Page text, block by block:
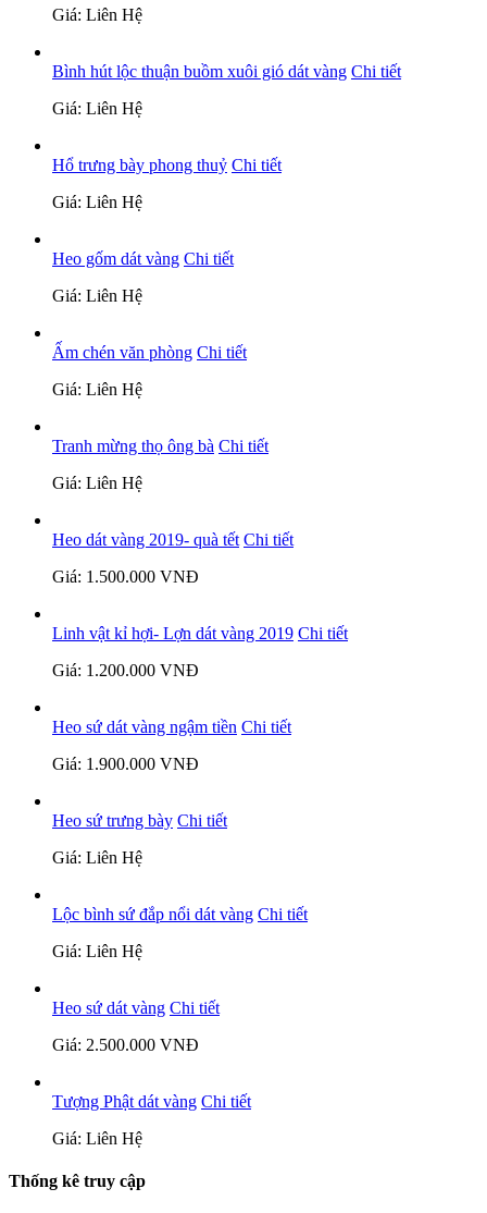
Giá: Liên Hệ
Bình hút lộc thuận buồm xuôi gió dát vàng Chi tiết
Giá: Liên Hệ
Hổ trưng bày phong thuỷ Chi tiết
Giá: Liên Hệ
Heo gốm dát vàng Chi tiết
Giá: Liên Hệ
Ấm chén văn phòng Chi tiết
Giá: Liên Hệ
Tranh mừng thọ ông bà Chi tiết
Giá: Liên Hệ
Heo dát vàng 2019- quà tết Chi tiết
Giá: 1.500.000 VNĐ
Linh vật kỉ hợi- Lợn dát vàng 2019 Chi tiết
Giá: 1.200.000 VNĐ
Heo sứ dát vàng ngậm tiền Chi tiết
Giá: 1.900.000 VNĐ
Heo sứ trưng bày Chi tiết
Giá: Liên Hệ
Lộc bình sứ đắp nổi dát vàng Chi tiết
Giá: Liên Hệ
Heo sứ dát vàng Chi tiết
Giá: 2.500.000 VNĐ
Tượng Phật dát vàng Chi tiết
Giá: Liên Hệ
Thống kê truy cập